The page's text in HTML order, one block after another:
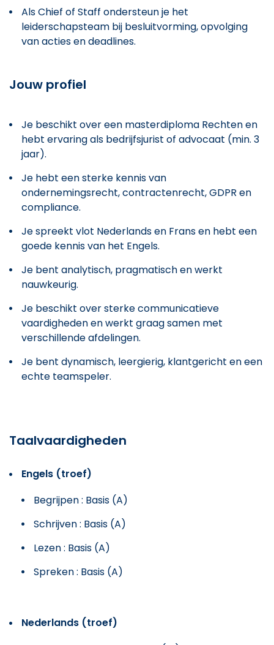
Als Chief of Staff ondersteun je het
leiderschapsteam bij besluitvorming, opvolging
van acties en deadlines.
Jouw profiel
Je beschikt over een masterdiploma Rechten en
hebt ervaring als bedrijfsjurist of advocaat (min. 3
jaar).
Je hebt een sterke kennis van
ondernemingsrecht, contractenrecht, GDPR en
compliance.
Je spreekt vlot Nederlands en Frans en hebt een
goede kennis van het Engels.
Je bent analytisch, pragmatisch en werkt
nauwkeurig.
Je beschikt over sterke communicatieve
vaardigheden en werkt graag samen met
verschillende afdelingen.
Je bent dynamisch, leergierig, klantgericht en een
echte teamspeler.
Taalvaardigheden
Engels (troef)
Begrijpen : Basis (A)
Schrijven : Basis (A)
Lezen : Basis (A)
Spreken : Basis (A)
Nederlands (troef)